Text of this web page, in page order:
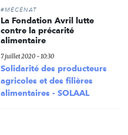
#MÉCÉNAT
La Fondation Avril lutte
contre la précarité
alimentaire
7 juillet 2020 - 10:30
Solidarité des producteurs
agricoles et des filières
alimentaires - SOLAAL